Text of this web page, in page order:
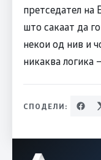
претседател на
што сакаат да
некои од нив и
никаква логика
СПОДЕЛИ: